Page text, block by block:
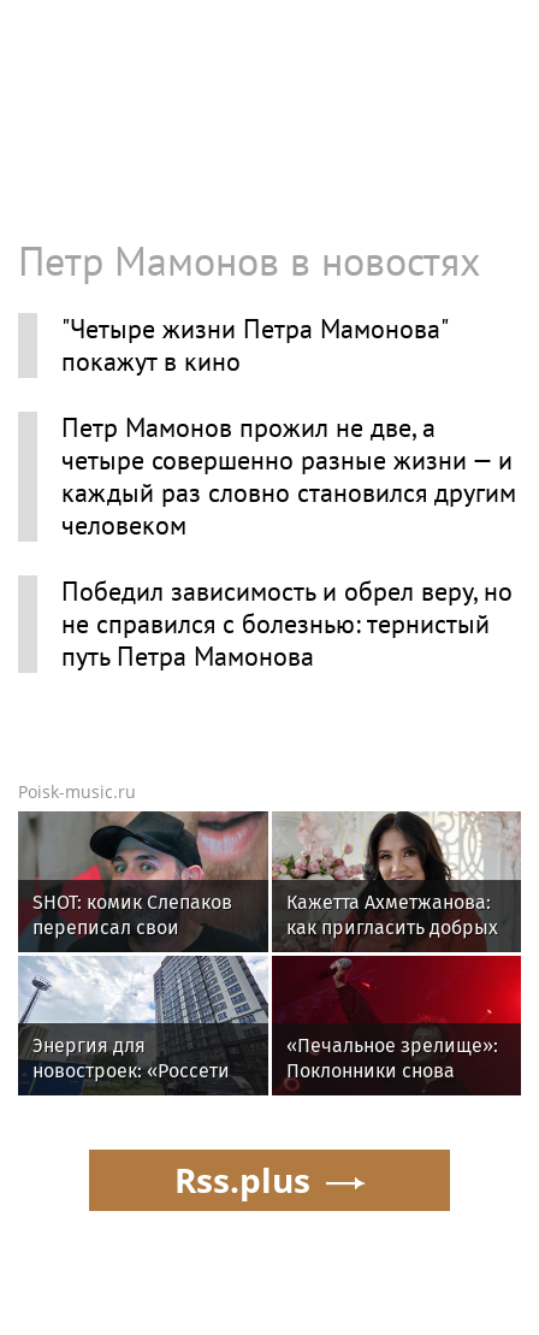
Петр Мамонов в новостях
"Четыре жизни Петра Мамонова"
покажут в кино
Петр Мамонов прожил не две, а
четыре совершенно разные жизни — и
каждый раз словно становился другим
человеком
Победил зависимость и обрел веру, но
не справился с болезнью: тернистый
путь Петра Мамонова
Poisk-music.ru
SHOT: комик Слепаков
переписал свои
квартиры в РФ на
родителей после
переезда
Кажетта Ахметжанова:
как пригласить добрых
духов в новый дом
Энергия для
новостроек: «Россети
Новосибирск»
МВт мощности для
«Печальное зрелище»:
Поклонники снова
возмущены
Глебом Самойловым
Rss.plus